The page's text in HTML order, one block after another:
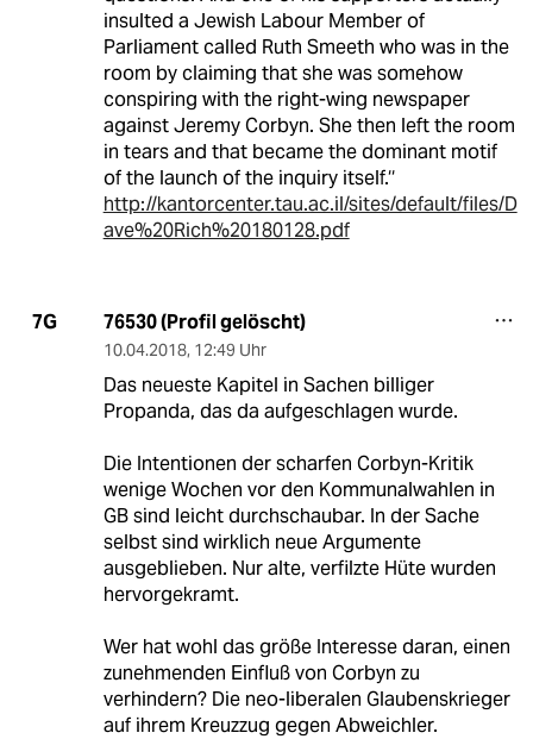
insulted a Jewish Labour Member of
Parliament called Ruth Smeeth who was in the
room by claiming that she was somehow
conspiring with the right-wing newspaper
against Jeremy Corbyn. She then left the room
in tears and that became the dominant motif
of the launch of the inquiry itself.‘‘
http://kantorcenter.tau.ac.il/sites/default/files/D
ave%20Rich%20180128.pdf
7G 76530 (Profil gelöscht)
10.04.2018, 12:49 Uhr
Das neueste Kapitel in Sachen billiger
Propanda, das da aufgeschlagen wurde.
Die Intentionen der scharfen Corbyn-Kritik
wenige Wochen vor den Kommunalwahlen in
GB sind leicht durchschaubar. In der Sache
selbst sind wirklich neue Argumente
ausgeblieben. Nur alte, verfilzte Hüte wurden
hervorgekramt.
Wer hat wohl das größe Interesse daran, einen
zunehmenden Einfluß von Corbyn zu
verhindern? Die neo-liberalen Glaubenskrieger
auf ihrem Kreuzzug gegen Abweichler.